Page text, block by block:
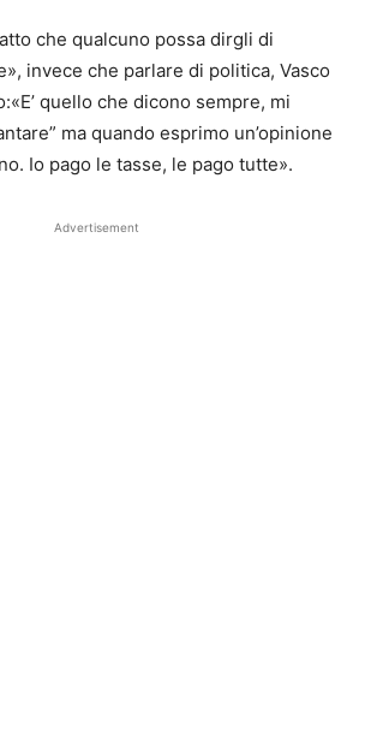
che qualcuno possa dirgli di
invece che parlare di politica, Vasco
quello che dicono sempre, mi
ma quando esprimo un’opinione
Io pago le tasse, le pago tutte».
Advertisement